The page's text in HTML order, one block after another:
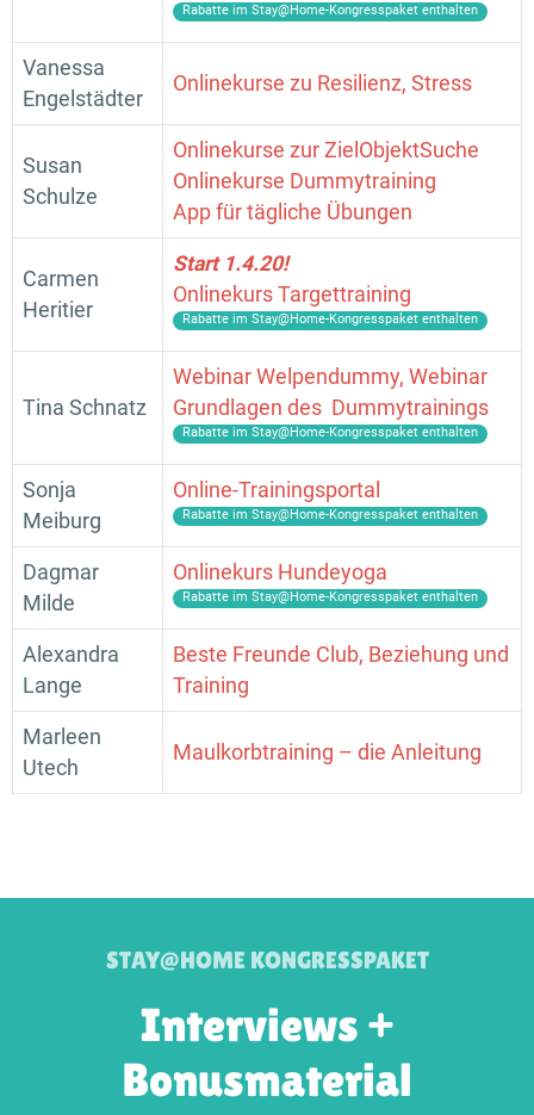
Rabatte im Stay@Home-Kongresspaket enthalten
Vanessa
Engelstädter
Onlinekurse zu Resilienz, Stress
Susan
Schulze
Onlinekurse zur ZielObjektSuche
Onlinekurse Dummytraining
App für tägliche Übungen
Carmen
Heritier
Start 1.4.20!
Onlinekurs Targettraining
Rabatte im Stay@Home-Kongresspaket enthalten
Tina Schnatz
Webinar Welpendummy, Webinar
Grundlagen des Dummytrainings
Rabatte im Stay@Home-Kongresspaket enthalten
Sonja
Meiburg
Online-Trainingsportal
Rabatte im Stay@Home-Kongresspaket enthalten
Dagmar
Milde
Onlinekurs Hundeyoga
Rabatte im Stay@Home-Kongresspaket enthalten
Alexandra
Lange
Beste Freunde Club, Beziehung und
Training
Marleen
Utech
Maulkorbtraining – die Anleitung
STAY@HOME KONGRESSPAKET
Interviews +
Bonusmaterial